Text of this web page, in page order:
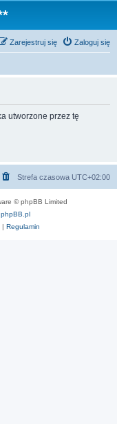
Zaloguj się
Zarejestruj się
utworzone przez tę
Strefa czasowa UTC+02:00
© phpBB Limited
phpBB.pl
| Regulamin